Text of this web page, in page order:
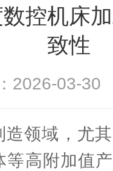
控机床
致性
：2026-03-
域，尤其
等高附加值